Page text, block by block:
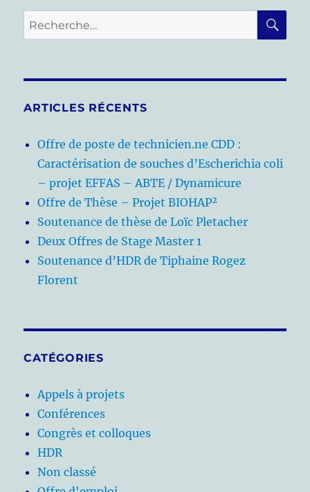
Recherche
pour :
ARTICLES RÉCENTS
Offre de poste de technicien.ne CDD :
Caractérisation de souches d’Escherichia coli
– projet EFFAS – ABTE / Dynamicure
Offre de Thèse – Projet BIOHAP²
Soutenance de thèse de Loïc Pletacher
Deux Offres de Stage Master 1
Soutenance d’HDR de Tiphaine Rogez
Florent
CATÉGORIES
Appels à projets
Conférences
Congrès et colloques
HDR
Non classé